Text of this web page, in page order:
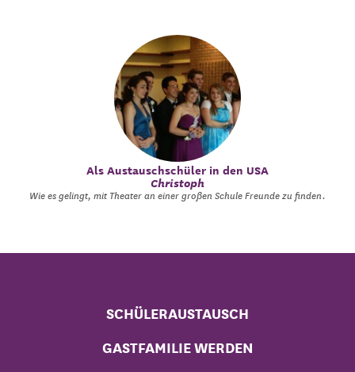
Als Austauschschüler in den USA
Christoph
Wie es gelingt, mit Theater an einer großen Schule Freunde zu finden.
SCHÜLERAUSTAUSCH
GASTFAMILIE WERDEN